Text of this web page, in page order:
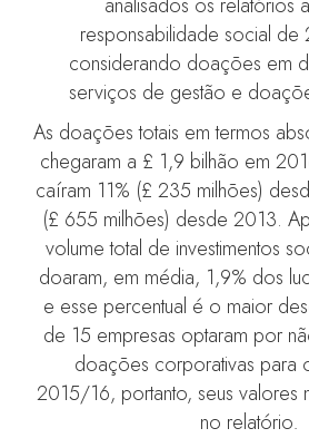
responsabilidade social
considerando doações em
serviços de gestão e
As doações totais em termos
chegaram a £ 1,9 bilhão em
caíram 11% (£ 235 milhões)
(£ 655 milhões) desde 2013.
volume total de investimentos
doaram, em média, 1,9% dos
e esse percentual é o maior
de 15 empresas optaram por
doações corporativas para
2015/16, portanto, seus valores
no relatório.